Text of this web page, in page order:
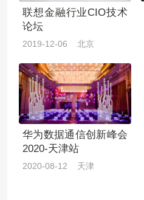
联想金融行业CIO技术
论坛
2019-12-06 北京
华为数据通信创新峰会
2020-天津站
2020-08-12 天津